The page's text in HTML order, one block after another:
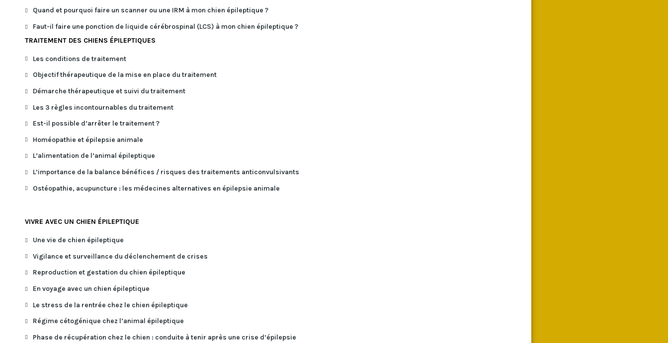
Quand et pourquoi faire un scanner ou une IRM à mon chien épileptique ?
Faut-il faire une ponction de liquide cérébrospinal (LCS) à mon chien épileptique ?
TRAITEMENT DES CHIENS ÉPILEPTIQUES
Les conditions de traitement
Objectif thérapeutique de la mise en place du traitement
Démarche thérapeutique et suivi du traitement
Les 3 règles incontournables du traitement
Est-il possible d’arrêter le traitement ?
Homéopathie et épilepsie animale
L’alimentation de l’animal épileptique
L’importance de la balance bénéfices / risques des traitements anticonvulsivants
Ostéopathie, acupuncture : les médecines alternatives en épilepsie animale
VIVRE AVEC UN CHIEN ÉPILEPTIQUE
Une vie de chien épileptique
Vigilance et surveillance du déclenchement de crises
Reproduction et gestation du chien épileptique
En voyage avec un chien épileptique
Le stress de la rentrée chez le chien épileptique
Régime cétogénique chez l’animal épileptique
Phase de récupération chez le chien : conduite à tenir après une crise d’épilepsie